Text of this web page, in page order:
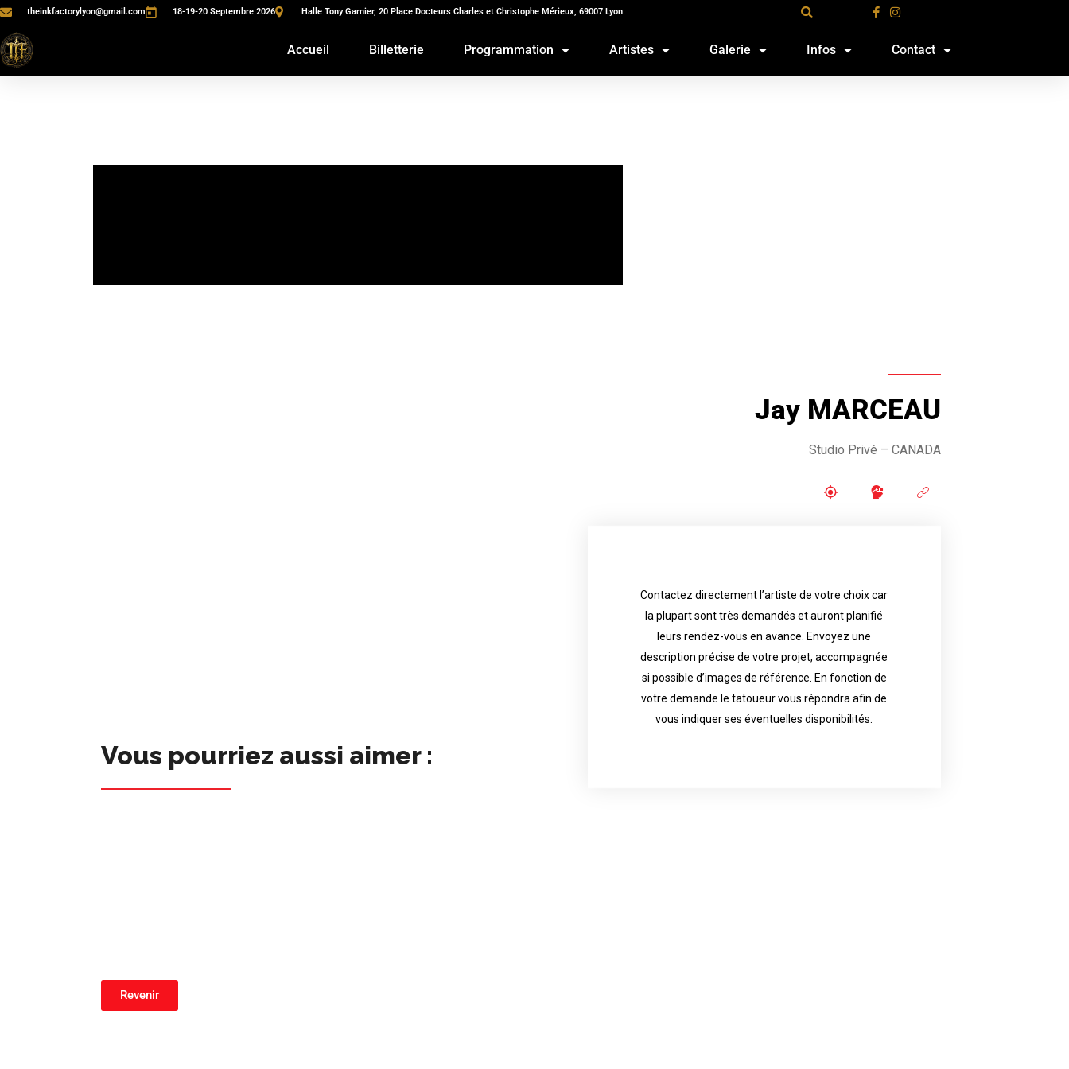
theinkfactorylyon@gmail.com 18-19-20 Septembre 2026 Halle Tony Garnier, 20 Place Docteurs Charles et Christophe Mérieux, 69007 Lyon
Accueil Billetterie Programmation Artistes Galerie Infos Contact
Jay MARCEAU
Studio Privé – CANADA
Contactez directement l’artiste de votre choix car
la plupart sont très demandés et auront planifié
leurs rendez-vous en avance. Envoyez une
description précise de votre projet, accompagnée
si possible d’images de référence. En fonction de
votre demande le tatoueur vous répondra afin de
vous indiquer ses éventuelles disponibilités.
Contact directly the artist of your choice because
most are in great demand and will have planned
their appointments in advance. Send an accurate
description of your project, if possible attached
with reference images. Depending your request,
the tattoo artist will answer to tell you his
availability.
Vous pourriez aussi aimer :
Revenir